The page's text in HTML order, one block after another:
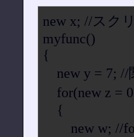
new x; //スク
myfunc()
{
new y = 7; //
for(new z =
{
new w; //for